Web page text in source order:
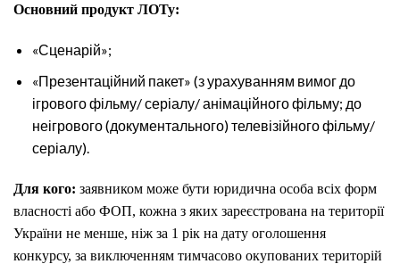
Основний продукт ЛОТу:
«Сценарій»;
«Презентаційний пакет» (з урахуванням вимог до
ігрового фільму/ серіалу/ анімаційного фільму; до
неігрового (документального) телевізійного фільму/
серіалу).
Для кого: заявником може бути юридична особа всіх форм
власності або ФОП, кожна з яких зареєстрована на території
України не менше, ніж за 1 рік на дату оголошення
конкурсу, за виключенням тимчасово окупованих територій